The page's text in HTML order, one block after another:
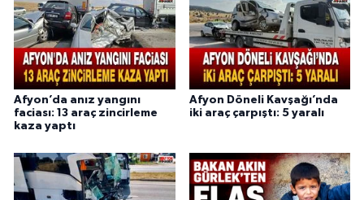
Afyon’da anız yangını
faciası: 13 araç zincirleme
kaza yaptı
Afyon Döneli Kavşağı’nda
iki araç çarpıştı: 5 yaralı